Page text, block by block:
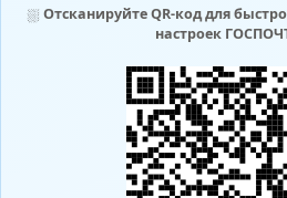
⛆ Отсканируйте QR-код для
настроек